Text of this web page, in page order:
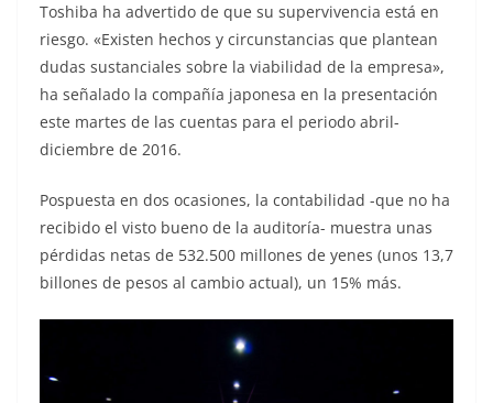
Toshiba ha advertido de que su supervivencia está en
riesgo. «Existen hechos y circunstancias que plantean
dudas sustanciales sobre la viabilidad de la empresa»,
ha señalado la compañía japonesa en la presentación
este martes de las cuentas para el periodo abril-
diciembre de 2016.
Pospuesta en dos ocasiones, la contabilidad -que no ha
recibido el visto bueno de la auditoría- muestra unas
pérdidas netas de 532.500 millones de yenes (unos 13,7
billones de pesos al cambio actual), un 15% más.